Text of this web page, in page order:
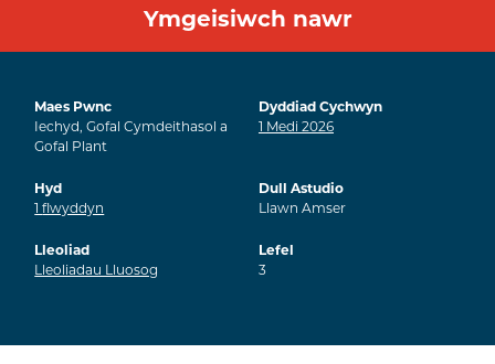
Ymgeisiwch nawr
Maes Pwnc
Iechyd, Gofal Cymdeithasol a
Gofal Plant
Dyddiad Cychwyn
1 Medi2026
Hyd
1flwyddyn
Dull Astudio
Llawn Amser
Lleoliad
Lleoliadau Lluosog
Lefel
3